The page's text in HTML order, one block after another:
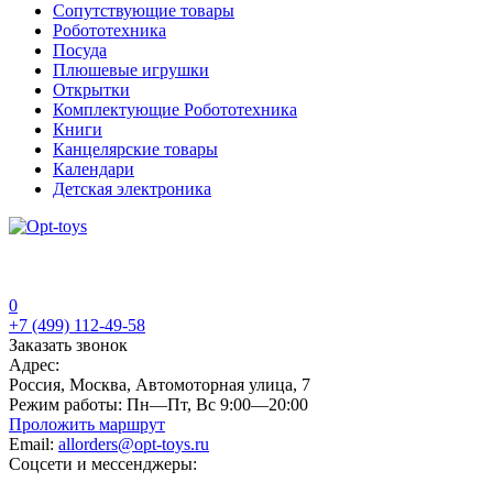
Сопутствующие товары
Робототехника
Посуда
Плюшевые игрушки
Открытки
Комплектующие Робототехника
Книги
Канцелярские товары
Календари
Детская электроника
0
+7 (499) 112-49-58
Заказать звонок
Адрес:
Россия, Москва, Автомоторная улица, 7
Режим работы: Пн—Пт, Вс 9:00—20:00
Проложить маршрут
Email: allorders@opt-toys.ru
Соцсети и мессенджеры: